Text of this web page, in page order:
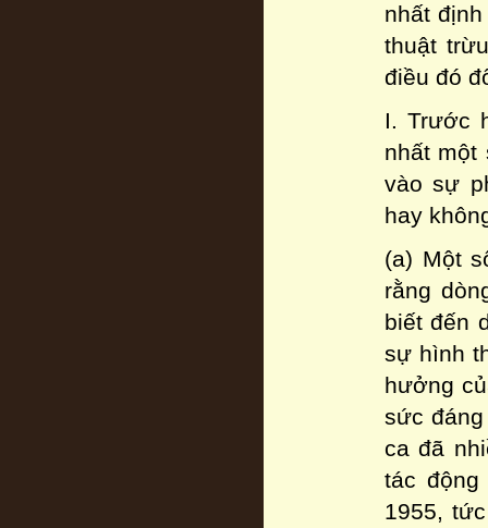
nhất
thuật
điều đó
I. Trước
nhất một
vào sự
hay
(a) Một
rằng
biết đến
sự hình
hưởng
sức
ca đã
tác
1955,